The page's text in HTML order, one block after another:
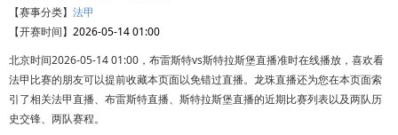
【赛事分类】 法甲
【开赛时间】 2026-05-14 01:00
北京时间2026-05-14 01:00，布雷斯特vs斯特拉斯堡直播准时在线播放，喜欢看
法甲比赛的朋友可以提前收藏本页面以免错过直播。龙珠直播还为您在本页面索
引了相关法甲直播、布雷斯特直播、斯特拉斯堡直播的近期比赛列表以及两队历
史交锋、两队赛程。